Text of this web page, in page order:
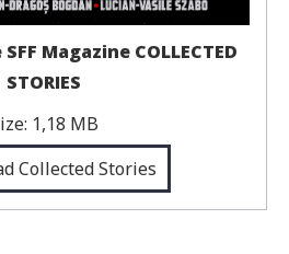
Magazine COLLECTED
STORIES
1,18 MB
Collected Stories